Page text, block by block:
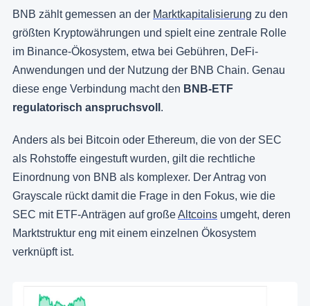
BNB zählt gemessen an der Marktkapitalisierung zu den
größten Kryptowährungen und spielt eine zentrale Rolle
im Binance-Ökosystem, etwa bei Gebühren, DeFi-
Anwendungen und der Nutzung der BNB Chain. Genau
diese enge Verbindung macht den BNB-ETF
regulatorisch anspruchsvoll .
Anders als bei Bitcoin oder Ethereum, die von der SEC
als Rohstoffe eingestuft wurden, gilt die rechtliche
Einordnung von BNB als komplexer. Der Antrag von
Grayscale rückt damit die Frage in den Fokus, wie die
SEC mit ETF‑Anträgen auf großeAltcoins umgeht, deren
Marktstruktur eng mit einem einzelnen Ökosystem
verknüpft ist.